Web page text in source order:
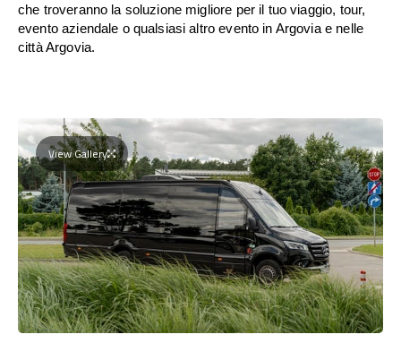
che troveranno la soluzione migliore per il tuo viaggio, tour,
evento aziendale o qualsiasi altro evento in Argovia e nelle
città Argovia.
View Gallery